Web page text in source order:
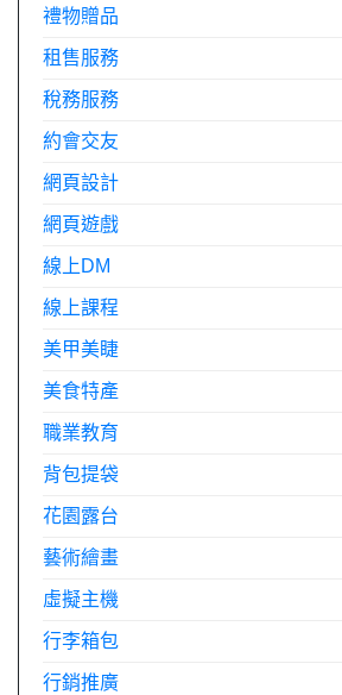
禮物贈品
租售服務
稅務服務
約會交友
網頁設計
網頁遊戲
線上DM
線上課程
美甲美睫
美食特產
職業教育
背包提袋
花園露台
藝術繪畫
虛擬主機
行李箱包
行銷推廣